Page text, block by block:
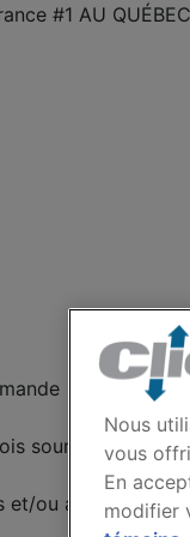
#1 AU QUÉBEC
soumissions
et/ou argent
Nous
vous
En
modifier